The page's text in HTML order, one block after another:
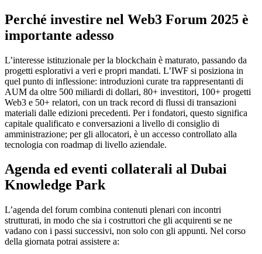
Perché investire nel Web3 Forum 2025 è
importante adesso
L’interesse istituzionale per la blockchain è maturato, passando da
progetti esplorativi a veri e propri mandati. L’IWF si posiziona in
quel punto di inflessione: introduzioni curate tra rappresentanti di
AUM da oltre 500 miliardi di dollari, 80+ investitori, 100+ progetti
Web3 e 50+ relatori, con un track record di flussi di transazioni
materiali dalle edizioni precedenti. Per i fondatori, questo significa
capitale qualificato e conversazioni a livello di consiglio di
amministrazione; per gli allocatori, è un accesso controllato alla
tecnologia con roadmap di livello aziendale.
Agenda ed eventi collaterali al Dubai
Knowledge Park
L’agenda del forum combina contenuti plenari con incontri
strutturati, in modo che sia i costruttori che gli acquirenti se ne
vadano con i passi successivi, non solo con gli appunti. Nel corso
della giornata potrai assistere a: